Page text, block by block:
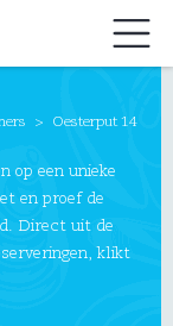
> Oesterput 14
op een unieke
en proef de
Direct uit de
klikt